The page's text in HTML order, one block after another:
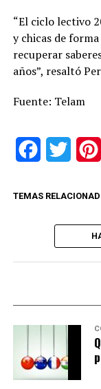
“El ciclo lectivo
y chicas de
recuperar
años”, resaltó
Fuente: Telam
FacebookTwitter
TEMAS